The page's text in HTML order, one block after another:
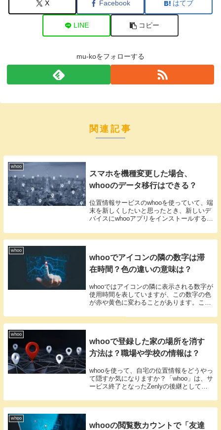
X Facebook はてブ
LINE コピー
mu-koをフォローする
関連記事
whoo
スマホを機種変更した場合、
whooのデータ移行はできる？
位置情報サービスのwhooを使っていて、端
末を新しくしたいと思ったとき、新しいデ
バイスにwhooアプリをインストールするこ
ト情報を移行することができるのでしょう
whoo
whooでアイコンの隣の数字は滞
在時間？色の違いの意味は？
whooではアイコンの隣に表示される数字が
使用時間を表していますが、この数字の色
が赤や黄色に変わることがあります。これ
時間に関する色の変化を解説します。アイ
whoo
whooで登録した家の場所を消す
方法は？職場や学校の情報は？
whooを使って、自宅の位置情報をどうやっ
て隠すか気になりますか？「whoo」は、サ
ービス終了となったZenlyの後継として注
です。一度、自分のマイスポットに職場、
whoo
whooの閲覧数カウントで「友達